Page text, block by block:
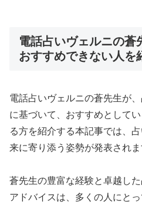
電話占いヴェルニの蒼
おすすめできない人を
電話占いヴェルニの蒼先生が
に基づいて、おすすめとして
る方を紹介する本記事では、
来に寄り添う姿勢が発表されま
蒼先生の豊富な経験と卓越し
アドバイスは、多くの人にと